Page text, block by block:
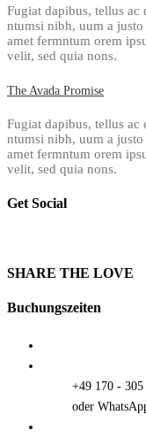
Fugiat dapibus, tellus ac
ntumsi nibh, uum a justo
amet fermntum orem
velit, sed quia nons.
The Avada Promise
Fugiat dapibus, tellus ac
ntumsi nibh, uum a justo
amet fermntum orem
velit, sed quia nons.
Get Social
SHARE THE LOVE
Buchungszeiten
+49 170 - 305